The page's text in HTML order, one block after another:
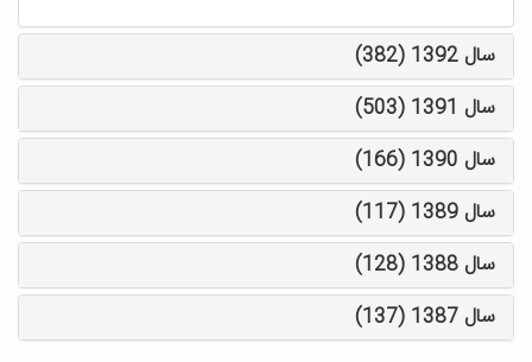
سال 1392 (382)
سال 1391 (503)
سال 1390 (166)
سال 1389 (117)
سال 1388 (128)
سال 1387 (137)